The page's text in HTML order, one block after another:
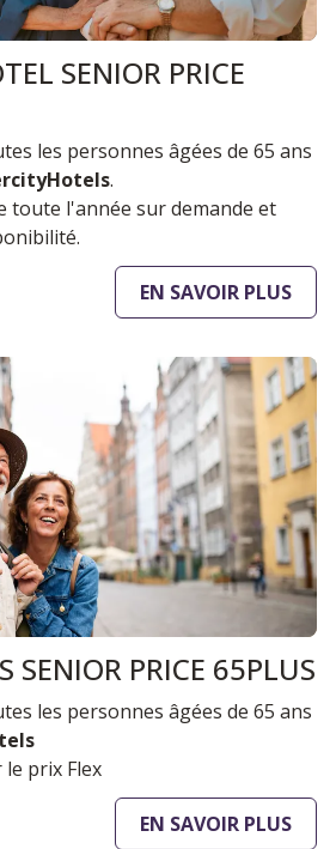
SENIOR PRICE
les personnes âgées de 65 ans
.
toute l'année sur demande et
EN SAVOIR PLUS
SENIOR PRICE 65PLUS
les personnes âgées de 65 ans
le prix Flex
EN SAVOIR PLUS